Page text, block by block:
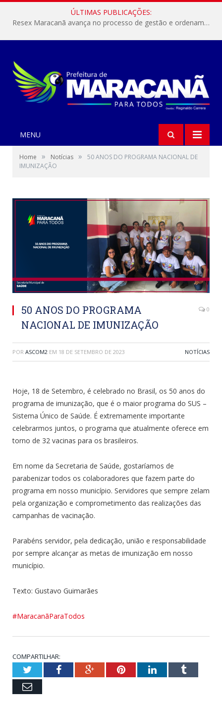
ÚLTIMAS PUBLICAÇÕES:
Resex Maracanã avança no processo de gestão e ordenamento do turismo em nossas áreas protegidas.
MENU
Home » Notícias »
50 ANOS DO PROGRAMA NACIONAL DE
IMUNIZAÇÃO
50 ANOS DO PROGRAMA
NACIONAL DE IMUNIZAÇÃO
0
POR ASCOM2 EM 18 DE SETEMBRO DE 2023 NOTÍCIAS
Hoje, 18 de Setembro, é celebrado no Brasil, os 50 anos do
programa de imunização, que é o maior programa do SUS –
Sistema Único de Saúde. É extremamente importante
celebrarmos juntos, o programa que atualmente oferece em
torno de 32 vacinas para os brasileiros.
Em nome da Secretaria de Saúde, gostaríamos de
parabenizar todos os colaboradores que fazem parte do
programa em nosso município. Servidores que sempre zelam
pela organização e comprometimento das realizações das
campanhas de vacinação.
Parabéns servidor, pela dedicação, união e responsabilidade
por sempre alcançar as metas de imunização em nosso
município.
Texto: Gustavo Guimarães
#MaracanãParaTodos
COMPARTILHAR:
TwitterFacebookGoogle+PinterestLinkedInTumblr
Email